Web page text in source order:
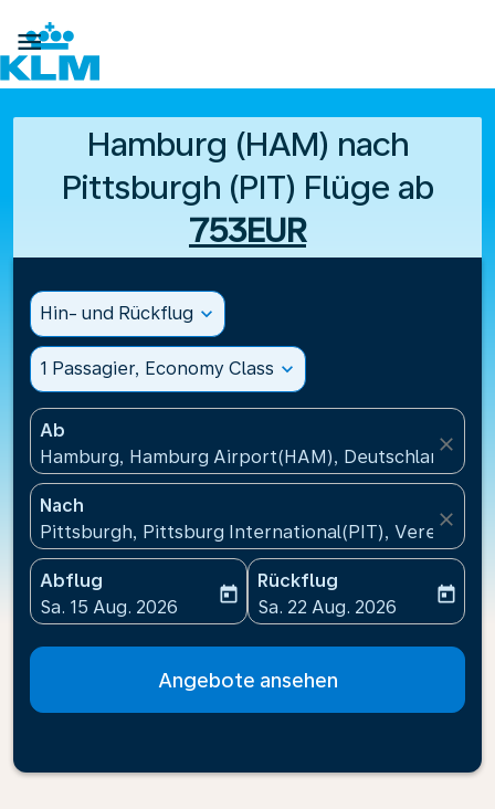

Hamburg (HAM) nach
Pittsburgh (PIT) Flüge ab
753EUR
Hin- und Rückflug expand_more
1 Passagier, Economy Class expand_more
Ab
Hamburg, Hamburg Airport(HAM), Deutschland
close
Nach
Pittsburgh, Pittsburg International(PIT), Vereinigte
close
Abflug
fc-booking-departure-date-aria-label
Sa. 15 Aug. 2026
today
Rückflug
fc-booking-return-date-
Sa. 22 Aug. 2026
today
Angebote ansehen